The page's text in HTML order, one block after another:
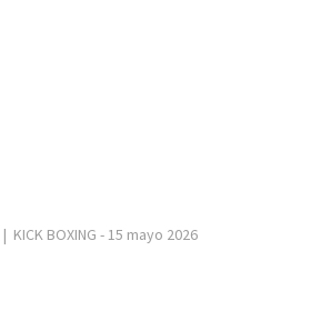
| KICK BOXING - 15 mayo 2026